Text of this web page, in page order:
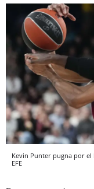
Kevin Punter pugna por el
EFE